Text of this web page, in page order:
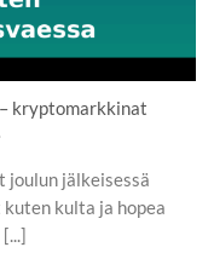
kryptomarkkinat
jälkeisessä
kulta ja hopea